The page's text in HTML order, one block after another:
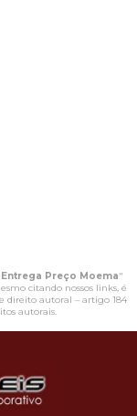
Preço Moema"
citando nossos links, é
direito autoral – artigo 184
autorais.